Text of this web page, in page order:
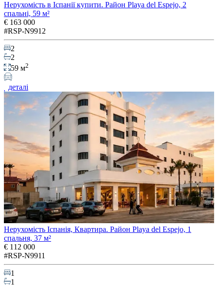
Нерухомість в Іспанії купити. Район Playa del Espejo, 2
спальні, 59 м²
€ 163 000
#RSP-N9912
2
2
59 м2
деталі
Нерухомість Іспанія, Квартира. Район Playa del Espejo, 1
спальня, 37 м²
€ 112 000
#RSP-N9911
1
1